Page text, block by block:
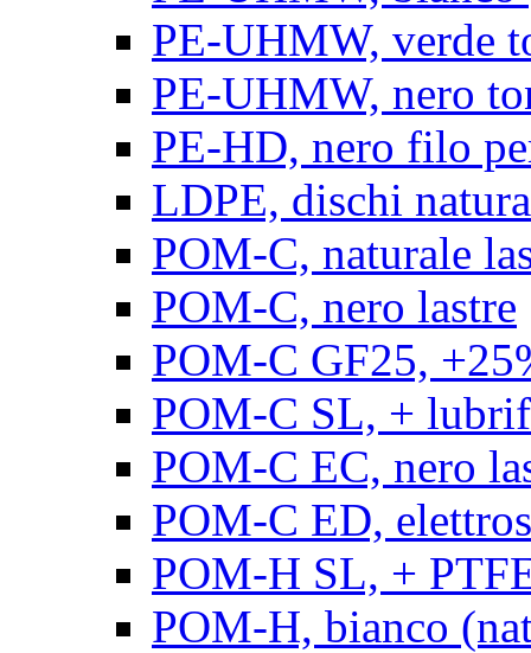
PE-UHMW, verde
PE-UHMW, nero
PE-HD, nero filo
LDPE, dischi
POM-C, naturale
POM-C, nero lastre
POM-C GF25,
POM-C SL, +
POM-C EC, nero
POM-C ED,
POM-H SL, +
POM-H, bianco